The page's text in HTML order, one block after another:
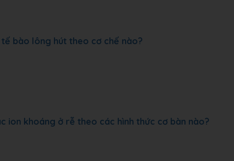
bào lông hút theo cơ chế nào?
ion khoáng ở rễ theo các hình thức cơ bàn nào?